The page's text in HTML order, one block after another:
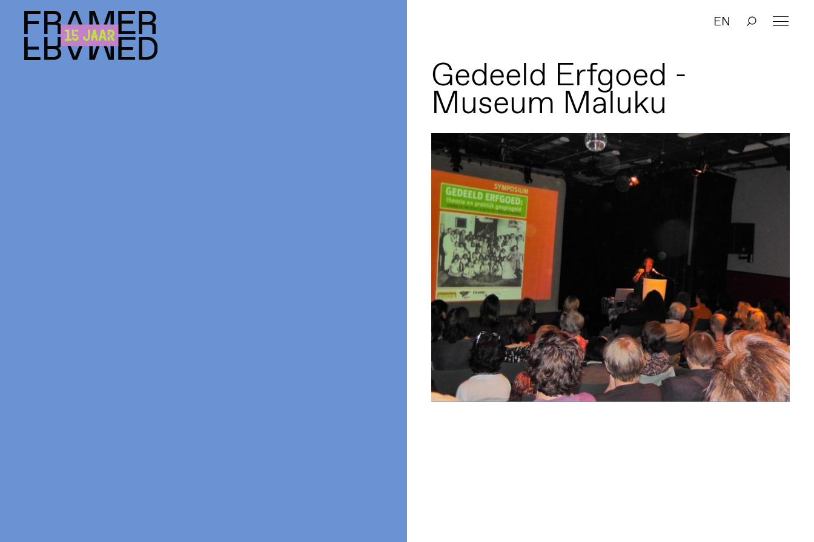
EN
Gedeeld Erfgoed -
Museum Maluku